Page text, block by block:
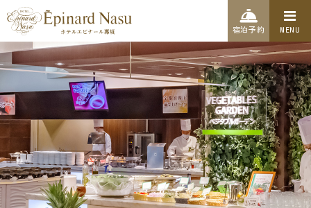
MENU
宿泊予約